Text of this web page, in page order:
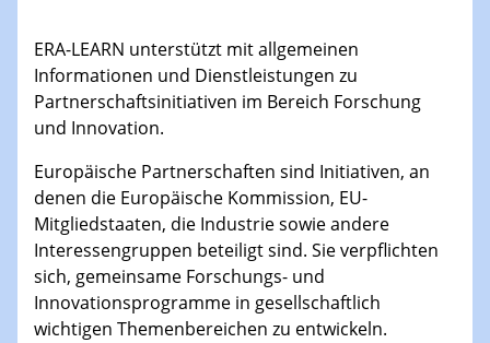
ERA-LEARN unterstützt mit allgemeinen
Informationen und Dienstleistungen zu
Partnerschaftsinitiativen im Bereich Forschung
und Innovation.
Europäische Partnerschaften sind Initiativen, an
denen die Europäische Kommission, EU-
Mitgliedstaaten, die Industrie sowie andere
Interessengruppen beteiligt sind. Sie verpflichten
sich, gemeinsame Forschungs- und
Innovationsprogramme in gesellschaftlich
wichtigen Themenbereichen zu entwickeln.